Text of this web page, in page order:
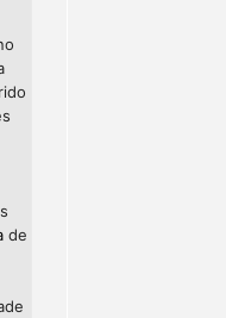
de